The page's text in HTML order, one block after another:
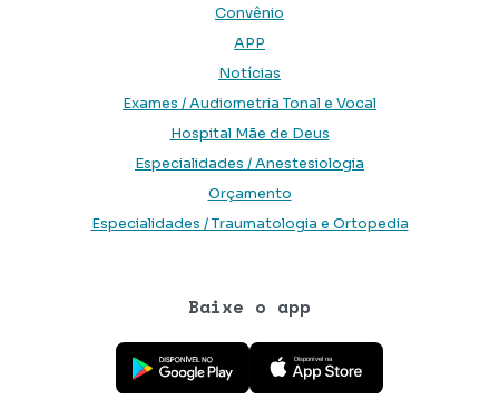
Convênio
APP
Notícias
Exames / Audiometria Tonal e Vocal
Hospital Mãe de Deus
Especialidades / Anestesiologia
Orçamento
Especialidades / Traumatologia e Ortopedia
Baixe o app
Baixe o aplicativo na Google Play Store
Baixe o aplicativo na App Store